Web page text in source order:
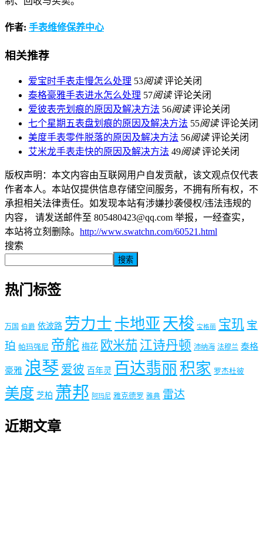
作者: 手表维修保养中心
相关推荐
爱宝时手表走慢怎么处理 53阅读 评论关闭
泰格豪雅手表进水怎么处理 57阅读 评论关闭
爱彼表壳划痕的原因及解决方法 56阅读 评论关闭
七个星期五表盘划痕的原因及解决方法 55阅读 评论关闭
美度手表零件脱落的原因及解决方法 56阅读 评论关闭
艾米龙手表走快的原因及解决方法 49阅读 评论关闭
版权声明：本文内容由互联网用户自发贡献，该文观点仅代表
作者本人。本站仅提供信息存储空间服务，不拥有所有权，不
承担相关法律责任。如发现本站有涉嫌抄袭侵权/违法违规的
内容， 请发送邮件至 805480423@qq.com 举报，一经查实，
本站将立刻删除。 http://www.swatchn.com/60521.html
搜索
搜索
热门标签
万国 伯爵 依波路 劳力士 卡地亚 天梭 宝格丽 宝玑 宝
珀 帕玛强尼 帝舵 梅花 欧米茄 江诗丹顿 沛纳海 法穆兰 泰格
豪雅 浪琴 爱彼 百年灵 百达翡丽 积家 罗杰杜彼
美度 芝柏 萧邦 阿玛尼 雅克德罗 雅典 雷达
近期文章